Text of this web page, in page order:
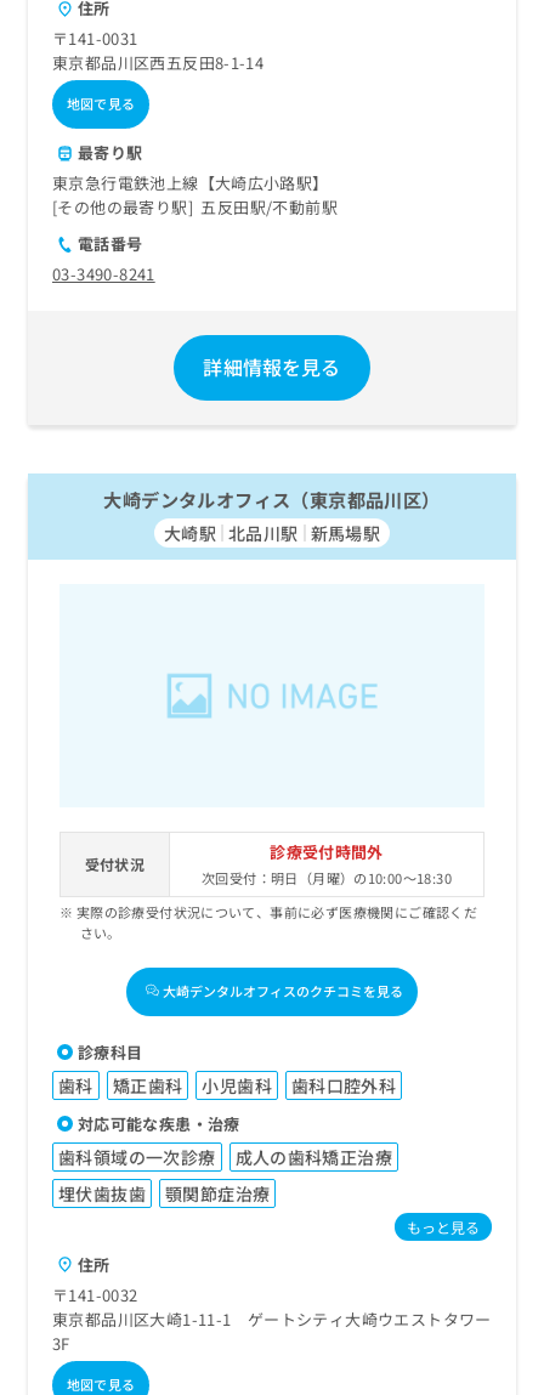
住所
〒141-0031
東京都品川区西五反田8-1-14
地図で見る
最寄り駅
東京急行電鉄池上線【大崎広小路駅】
その他の最寄り駅
五反田駅 不動前駅
電話番号
03-3490-8241
詳細情報を見る
大崎デンタルオフィス（東京都品川区）
大崎駅 北品川駅 新馬場駅
受付状況
診療受付時間外
次回受付：明日（月曜）の10:00～18:30
実際の診療受付状況について、事前に必ず医療機関にご確認くだ
さい。
大崎デンタルオフィスのクチコミを見る
診療科目
歯科 矯正歯科 小児歯科 歯科口腔外科
対応可能な疾患・治療
歯科領域の一次診療
成人の歯科矯正治療
埋伏歯抜歯
顎関節症治療
もっと見る
住所
〒141-0032
東京都品川区大崎1-11-1 ゲートシティ大崎ウエストタワー
3F
地図で見る